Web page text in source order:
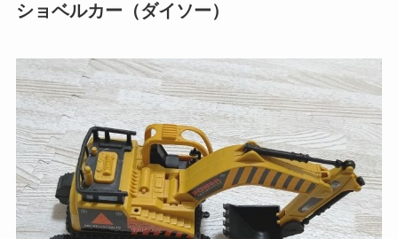
ショベルカー（ダイソー）